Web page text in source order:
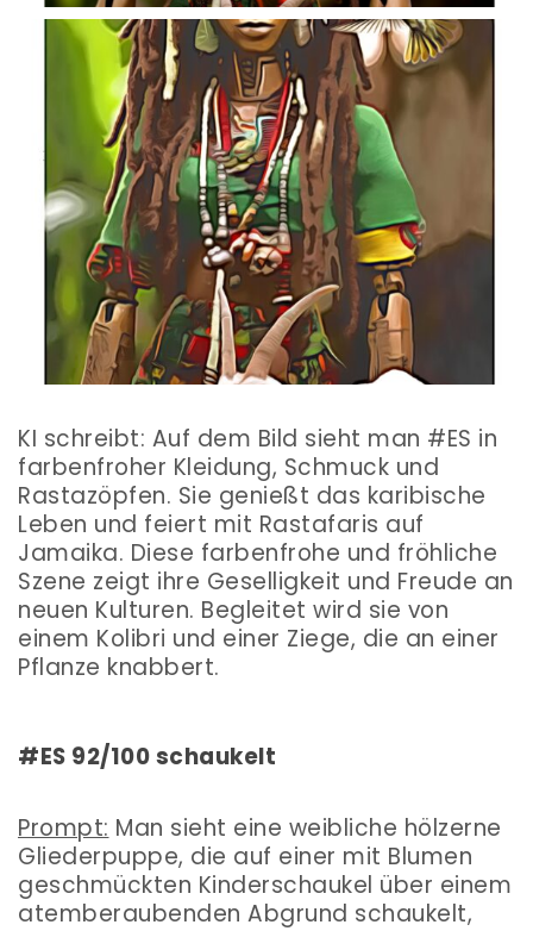
KI schreibt: Auf dem Bild sieht man #ES in
farbenfroher Kleidung, Schmuck und
Rastazöpfen. Sie genießt das karibische
Leben und feiert mit Rastafaris auf
Jamaika. Diese farbenfrohe und fröhliche
Szene zeigt ihre Geselligkeit und Freude an
neuen Kulturen. Begleitet wird sie von
einem Kolibri und einer Ziege, die an einer
Pflanze knabbert.
#ES 92/100 schaukelt
Prompt: Man sieht eine weibliche hölzerne
Gliederpuppe, die auf einer mit Blumen
geschmückten Kinderschaukel über einem
atemberaubenden Abgrund schaukelt,